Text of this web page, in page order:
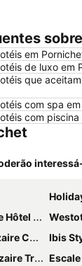
em
de luxo em
que
com spa
com
Holiday
Gare
Ibis
Trignac
Escale